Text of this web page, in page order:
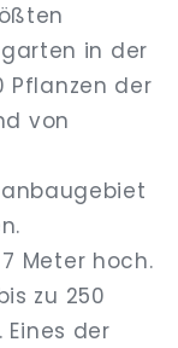
in der
Pflanzen der
von
Meter hoch.
zu 250
der